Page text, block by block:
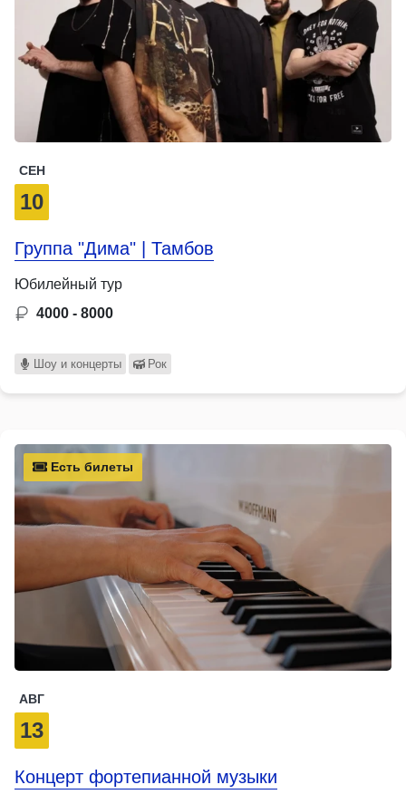
СЕН
10
Группа "Дима" | Тамбов
Юбилейный тур
4000 - 8000
Шоу и концерты Рок
Есть билеты
АВГ
13
Концерт фортепианной музыки